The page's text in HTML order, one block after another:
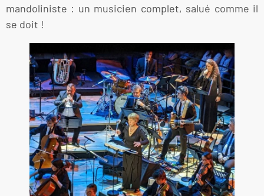
mandoliniste : un musicien complet, salué comme il
se doit !